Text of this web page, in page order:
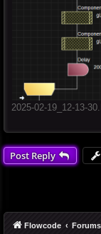
2025-02-19_12-13-
Post Reply
Flowcode Forums